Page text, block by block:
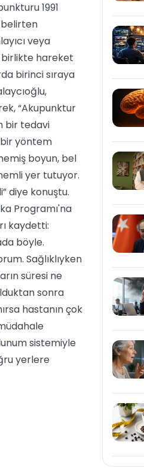
1991
belirten
veya
birlikte hareket
birinci sıraya
“Akupunktur
bir tedavi
bir yöntem
boyun, bel
yer tutuyor.
diye konuştu.
Programı'na
kaydetti:
böyle.
Sağlıklıyken
süresi ne
sonra
hastanın çok
sistemiyle
yerlere